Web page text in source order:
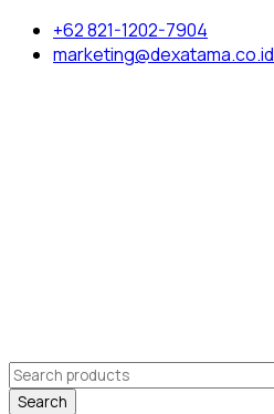
+62 821-1202-7904
marketing@dexatama.co.id
Search